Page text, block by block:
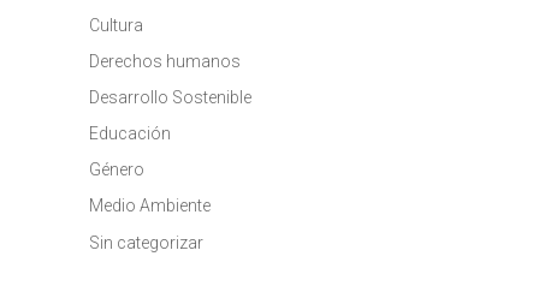
Cultura
Derechos humanos
Desarrollo Sostenible
Educación
Género
Medio Ambiente
Sin categorizar